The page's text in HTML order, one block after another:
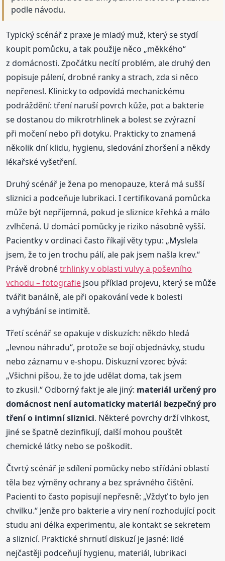
podle návodu.
Typický scénář z praxe je mladý muž, který se stydí
koupit pomůcku, a tak použije něco „měkkého“
z domácnosti. Zpočátku necítí problém, ale druhý den
popisuje pálení, drobné ranky a strach, zda si něco
nepřenesl. Klinicky to odpovídá mechanickému
podráždění: tření naruší povrch kůže, pot a bakterie
se dostanou do mikrotrhlinek a bolest se zvýrazní
při močení nebo při dotyku. Prakticky to znamená
několik dní klidu, hygienu, sledování zhoršení a někdy
lékařské vyšetření.
Druhý scénář je žena po menopauze, která má sušší
sliznici a podceňuje lubrikaci. I certifikovaná pomůcka
může být nepříjemná, pokud je sliznice křehká a málo
zvlhčená. U domácí pomůcky je riziko násobně vyšší.
Pacientky v ordinaci často říkají věty typu: „Myslela
jsem, že to jen trochu pálí, ale pak jsem našla krev.“
Právě drobnétrhlinky v oblasti vulvy a poševního
vchodu – fotografie jsou příklad projevu, který se může
tvářit banálně, ale při opakování vede k bolesti
a vyhýbání se intimitě.
Třetí scénář se opakuje v diskuzích: někdo hledá
„levnou náhradu“, protože se bojí objednávky, studu
nebo záznamu v e-shopu. Diskuzní vzorec bývá:
„Všichni píšou, že to jde udělat doma, tak jsem
to zkusil.“ Odborný fakt je ale jiný: materiál určený pro
domácnost není automaticky materiál bezpečný pro
tření o intimní sliznici. Některé povrchy drží vlhkost,
jiné se špatně dezinfikují, další mohou pouštět
chemické látky nebo se poškodit.
Čtvrtý scénář je sdílení pomůcky nebo střídání oblastí
těla bez výměny ochrany a bez správného čištění.
Pacienti to často popisují nepřesně: „Vždyť to bylo jen
chvilku.“ Jenže pro bakterie a viry není rozhodující pocit
studu ani délka experimentu, ale kontakt se sekretem
a sliznicí. Praktické shrnutí diskuzí je jasné: lidé
nejčastěji podceňují hygienu, materiál, lubrikaci